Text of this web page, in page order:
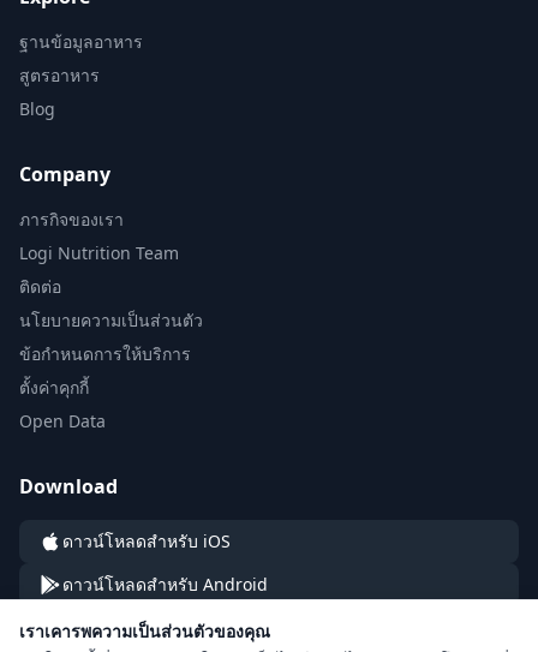
ฐานข้อมูลอาหาร
สูตรอาหาร
Blog
Company
ภารกิจของเรา
Logi Nutrition Team
ติดต่อ
นโยบายความเป็นส่วนตัว
ข้อกำหนดการให้บริการ
ตั้งค่าคุกกี้
Open Data
Download
ดาวน์โหลดสำหรับ iOS
ดาวน์โหลดสำหรับ Android
เราเคารพความเป็นส่วนตัวของคุณ